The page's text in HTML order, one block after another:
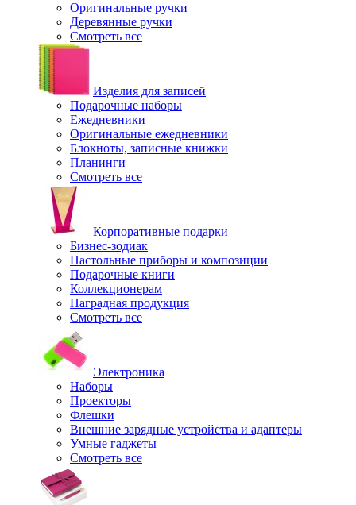
Оригинальные ручки
Деревянные ручки
Смотреть все
Изделия для записей
Подарочные наборы
Ежедневники
Оригинальные ежедневники
Блокноты, записные книжки
Планинги
Смотреть все
Корпоративные подарки
Бизнес-зодиак
Настольные приборы и композиции
Подарочные книги
Коллекционерам
Наградная продукция
Смотреть все
Электроника
Наборы
Проекторы
Флешки
Внешние зарядные устройства и адаптеры
Умные гаджеты
Смотреть все